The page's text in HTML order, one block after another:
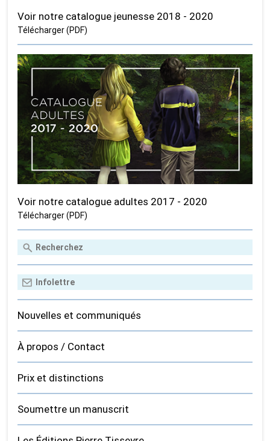
Voir notre catalogue jeunesse 2018 - 2020
Télécharger (PDF)
Voir notre catalogue adultes 2017 - 2020
Télécharger (PDF)
Nouvelles et communiqués
À propos / Contact
Prix et distinctions
Soumettre un manuscrit